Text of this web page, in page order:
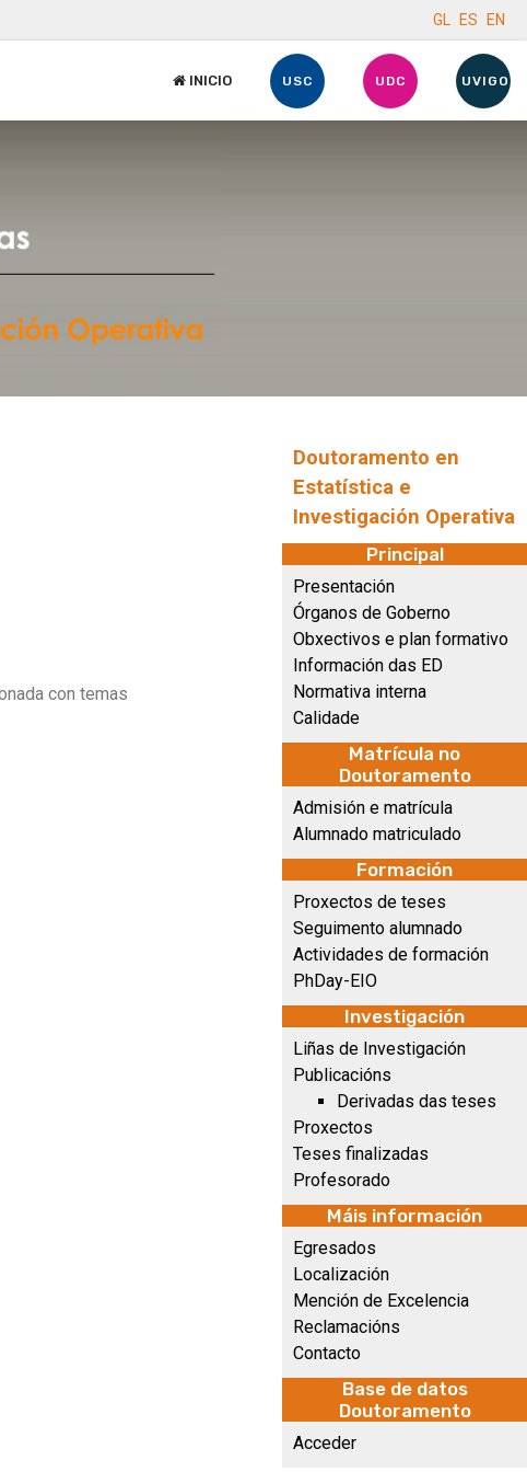
GL ES EN
INICIO USC UDC UVIGO
con temas
Doutoramento en
Estatística e
Investigación Operativa
Principal
Presentación
Órganos de Goberno
Obxectivos e plan formativo
Información das ED
Normativa interna
Calidade
Matrícula no
Doutoramento
Admisión e matrícula
Alumnado matriculado
Formación
Proxectos de teses
Seguimento alumnado
Actividades de formación
PhDay-EIO
Investigación
Liñas de Investigación
Publicacións
Derivadas das teses
Proxectos
Teses finalizadas
Profesorado
Máis información
Egresados
Localización
Mención de Excelencia
Reclamacións
Contacto
Base de datos
Doutoramento
Acceder